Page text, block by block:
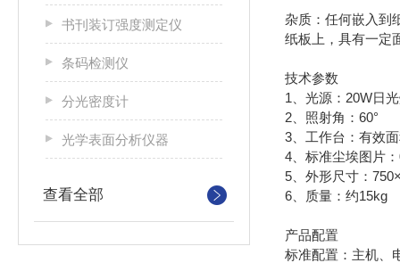
书刊装订强度测定仪
条码检测仪
分光密度计
光学表面分析仪器
查看全部
杂质：任何嵌入到
纸板上，具有一定
技术参数
1、光源：20W日
2、照射角：60°
3、工作台：有效
4、标准尘埃图片
5、外形尺寸：
6、质量：约15kg
产品配置
标准配置：主机、